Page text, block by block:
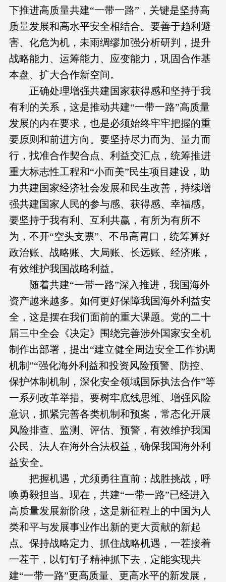
下推进高质量共建“一带一路”，关键是坚持高
质量发展和高水平安全相结合。要善于趋利避
害、化危为机，未雨绸缪加强分析研判，提升
战略能力、运筹能力、应变能力，巩固合作基
本盘、扩大合作新空间。
正确处理增强共建国家获得感和坚持于我
有利的关系，这是推动共建“一带一路”高质量
发展的内在要求，也是必须始终牢牢把握的重
要原则和前进方向。要坚持尽力而为、量力而
行，找准合作契合点、利益交汇点，统筹推进
重大标志性工程和“小而美”民生项目建设，助
力共建国家经济社会发展和民生改善，持续增
强共建国家人民的参与感、获得感、幸福感。
要坚持于我有利、互利共赢，有所为有所不
为，不开“空头支票”、不吊高胃口，统筹算好
政治账、战略账、大局账、长远账、经济账，
有效维护我国战略利益。
随着共建“一带一路”深入推进，我国海外
资产越来越多。如何更好保障我国海外利益安
全，这是摆在我们面前的重大课题。党的二十
届三中全会《决定》围绕完善涉外国家安全机
制作出部署，提出“建立健全周边安全工作协调
机制”“强化海外利益和投资风险预警、防控、
保护体制机制，深化安全领域国际执法合作”等
一系列改革举措。要树牢底线思维、增强风险
意识，抓紧完善各类机制和预案，常态化开展
风险排查、监测、评估、预警，有效维护我国
公民、法人在海外合法权益，确保我国海外利
益安全。
把握机遇，尤须勇往直前；战胜挑战，呼
唤勇毅担当。现在，共建“一带一路”已经进入
高质量发展新阶段，这是新征程上的中国为人
类和平与发展事业作出新的更大贡献的新起
点。保持战略定力、抓住战略机遇，一茬接着
一茬干，以钉钉子精神抓下去，定能实现共
建“一带一路”更高质量、更高水平的新发展，